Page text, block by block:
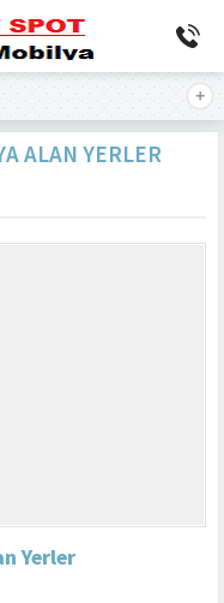
ALAN YERLER
Yerler